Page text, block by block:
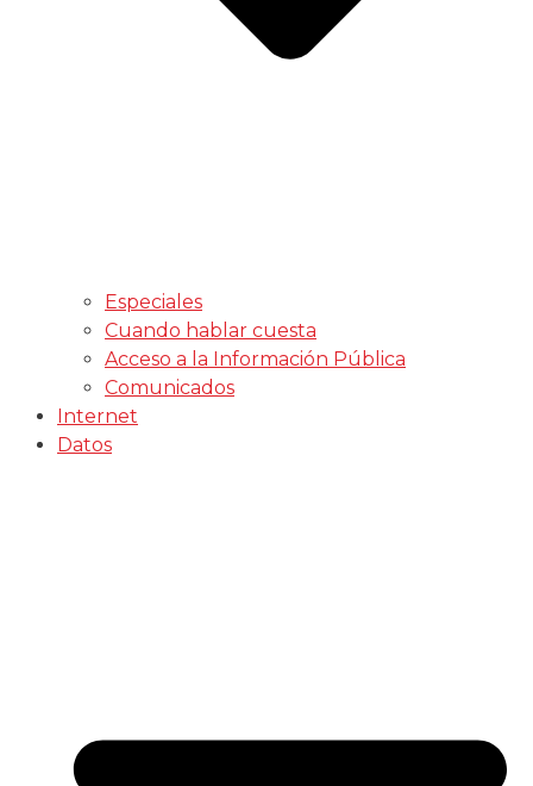
Especiales
Cuando hablar cuesta
Acceso a la Información Pública
Comunicados
Internet
Datos